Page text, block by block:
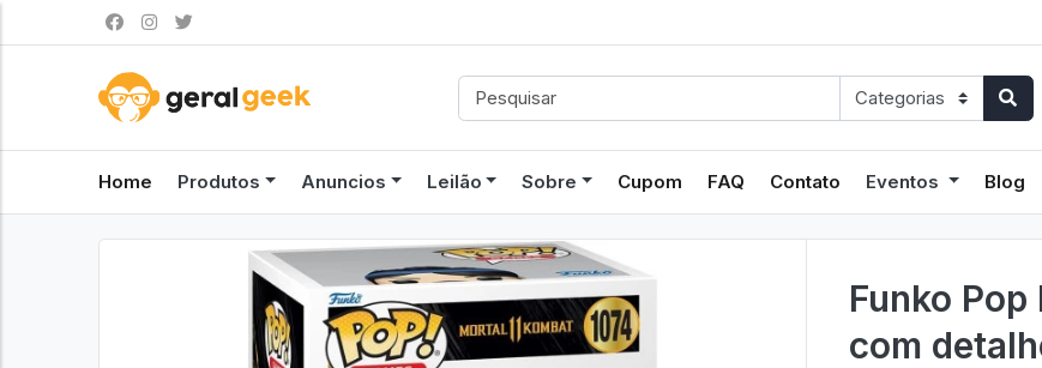
Home Produtos Anuncios Leilão Sobre Cupom FAQ Contato Eventos Blog
Funko
com